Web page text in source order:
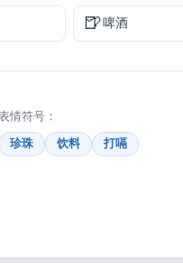
🍺啤酒
情符号：
珍珠 饮料 打嗝